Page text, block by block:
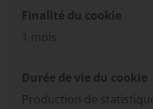
Finalité du cookie
1 mois
Durée de vie du cookie
Production de